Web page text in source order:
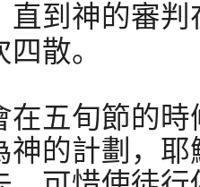
直到神的審判
散。
在五旬節的
神的計劃，